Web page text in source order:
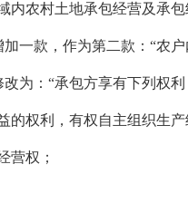
内农村土地承包经营及承
一款，作为第二款：“农
为：“承包方享有下列权利
的权利，有权自主组织生产
营权；